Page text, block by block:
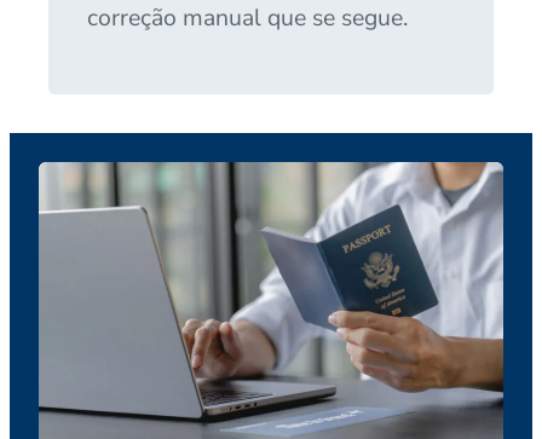
correção manual que se segue.